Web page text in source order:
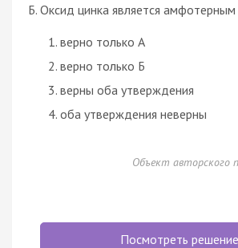
Б. Оксид цинка является
верно только А
верно только Б
верны оба утверждения
оба утверждения неверны
Объект авторского
Посмотреть решение